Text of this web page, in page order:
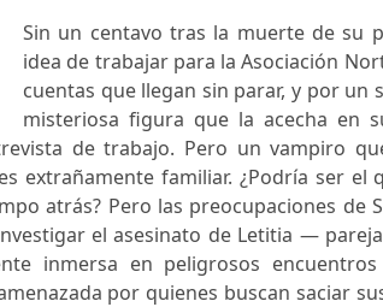
Sin un centavo tras la muerte de su
idea de trabajar para la Asociación
cuentas que llegan sin parar, y por un
misteriosa figura que la acecha en
de trabajo. Pero un vampiro
extrañamente familiar. ¿Podría ser
atrás? Pero las preocupaciones de
el asesinato de Letitia —
inmersa en peligrosos
por quienes buscan saciar